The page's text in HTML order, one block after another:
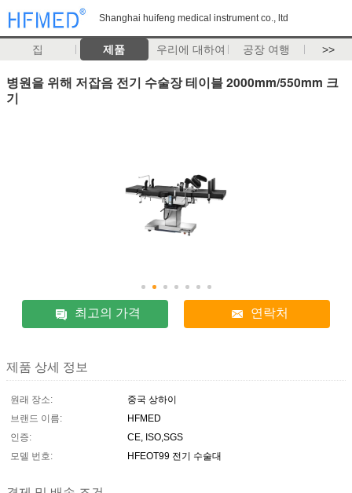
Shanghai huifeng medical instrument co., ltd
집 제품 우리에 대하여 공장 여행 >>
병원을 위해 저잡음 전기 수술장 테이블 2000mm/550mm 크
기
최고의 가격 연락처
제품 상세 정보
원래 장소:
중국 상하이
브랜드 이름:
HFMED
인증:
CE, ISO,SGS
모델 번호:
HFEOT99 전기 수술대